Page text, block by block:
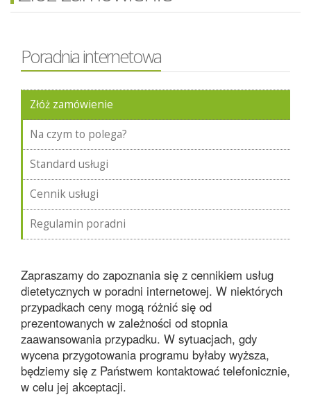
Poradnia internetowa
Złóż zamówienie
Na czym to polega?
Standard usługi
Cennik usługi
Regulamin poradni
Zapraszamy do zapoznania się z cennikiem usług
dietetycznych w poradni internetowej. W niektórych
przypadkach ceny mogą różnić się od
prezentowanych w zależności od stopnia
zaawansowania przypadku. W sytuacjach, gdy
wycena przygotowania programu byłaby wyższa,
będziemy się z Państwem kontaktować telefonicznie,
w celu jej akceptacji.